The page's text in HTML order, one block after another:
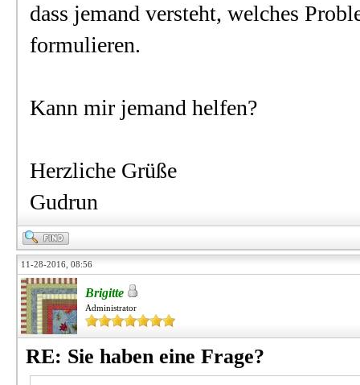
dass jemand versteht, welches
formulieren.
Kann mir jemand helfen?
Herzliche Grüße
Gudrun
11-28-2016, 08:56
Brigitte
Administrator
RE: Sie haben eine Frage?